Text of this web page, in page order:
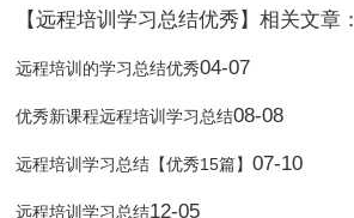
【远程培训学习总结优秀】相关文章：
远程培训的学习总结优秀04-07
优秀新课程远程培训学习总结08-08
远程培训学习总结【优秀15篇】07-10
远程培训学习总结12-05